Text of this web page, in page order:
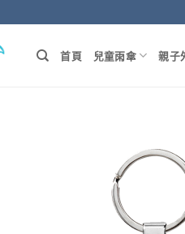
首頁 兒童雨傘 親子